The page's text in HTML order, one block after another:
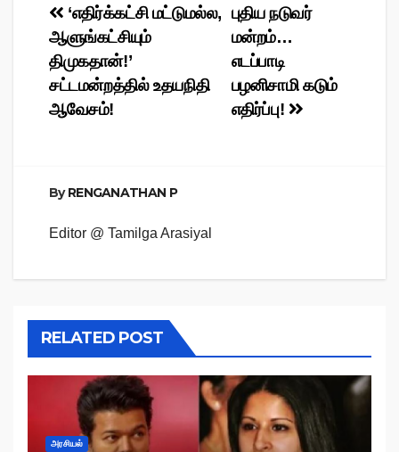
Post
navigation
புதிய நடுவர்
மன்றம்…
எடப்பாடி
பழனிசாமி கடும்
எதிர்ப்பு!
‘எதிர்க்கட்சி மட்டுமல்ல,
ஆளுங்கட்சியும்
திமுகதான்!’
சட்டமன்றத்தில் உதயநிதி
ஆவேசம்!
ByRENGANATHAN P
Editor @ Tamilga Arasiyal
RELATED POST
அரசியல்